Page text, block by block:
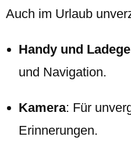
Auch im Urlaub
Handy und
und Navigation.
Kamera: Für
Erinnerungen.